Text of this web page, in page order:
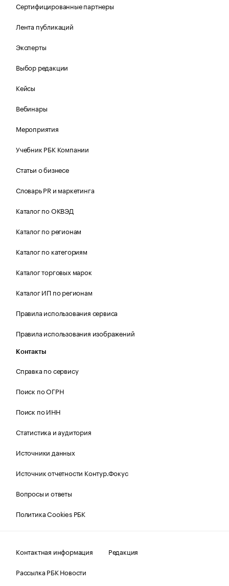
Сертифицированные партнеры
Лента публикаций
Эксперты
Выбор редакции
Кейсы
Вебинары
Мероприятия
Учебник РБК Компании
Статьи о бизнесе
Словарь PR и маркетинга
Каталог по ОКВЭД
Каталог по регионам
Каталог по категориям
Каталог торговых марок
Каталог ИП по регионам
Правила использования сервиса
Правила использования изображений
Контакты
Справка по сервису
Поиск по ОГРН
Поиск по ИНН
Статистика и аудитория
Источники данных
Источник отчетности Контур.Фокус
Вопросы и ответы
Политика Cookies РБК
Контактная информация
Редакция
Рассылка РБК Новости